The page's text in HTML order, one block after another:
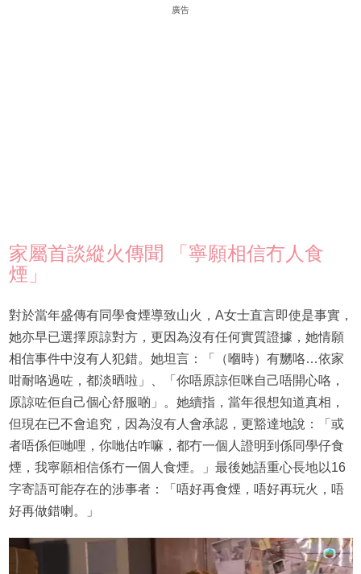
廣告
家屬首談縱火傳聞 「寧願相信冇人食
煙」
對於當年盛傳有同學食煙導致山火，A女士直言即使是事實，
她亦早已選擇原諒對方，更因為沒有任何實質證據，她情願
相信事件中沒有人犯錯。她坦言：「（嗰時）有嬲咯…依家
咁耐咯過咗，都淡晒啦」、「你唔原諒佢咪自己唔開心咯，
原諒咗佢自己個心舒服啲」。她續指，當年很想知道真相，
但現在已不會追究，因為沒有人會承認，更豁達地說：「或
者唔係佢哋哩，你哋估咋嘛，都冇一個人證明到係同學仔食
煙，我寧願相信係冇一個人食煙。」最後她語重心長地以16
字寄語可能存在的涉事者：「唔好再食煙，唔好再玩火，唔
好再做錯喇。」